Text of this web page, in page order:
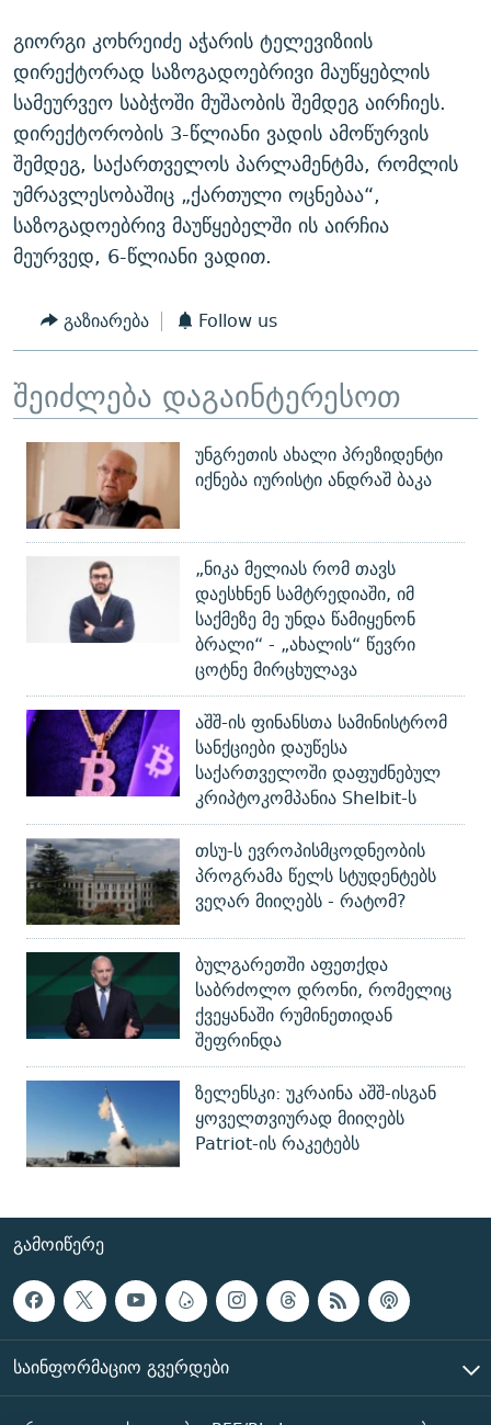
გიორგი კოხრეიძე აჭარის ტელევიზიის
დირექტორად საზოგადოებრივი მაუწყებლის
სამეურვეო საბჭოში მუშაობის შემდეგ აირჩიეს.
დირექტორობის 3-წლიანი ვადის ამოწურვის
შემდეგ, საქართველოს პარლამენტმა, რომლის
უმრავლესობაშიც „ქართული ოცნებაა“,
საზოგადოებრივ მაუწყებელში ის აირჩია
მეურვედ, 6-წლიანი ვადით.
გაზიარება Follow us
შეიძლება დაგაინტერესოთ
უნგრეთის ახალი პრეზიდენტი
იქნება იურისტი ანდრაშ ბაკა
„ნიკა მელიას რომ თავს
დაესხნენ სამტრედიაში, იმ
საქმეზე მე უნდა წამიყენონ
ბრალი“ - „ახალის“ წევრი
ცოტნე მირცხულავა
აშშ-ის ფინანსთა სამინისტრომ
სანქციები დაუწესა
საქართველოში დაფუძნებულ
კრიპტოკომპანია Shelbit-ს
თსუ-ს ევროპისმცოდნეობის
პროგრამა წელს სტუდენტებს
ვეღარ მიიღებს - რატომ?
ბულგარეთში აფეთქდა
საბრძოლო დრონი, რომელიც
ქვეყანაში რუმინეთიდან
შეფრინდა
ზელენსკი: უკრაინა აშშ-ისგან
ყოველთვიურად მიიღებს
Patriot-ის რაკეტებს
ᲒᲐᲛᲝᲘᲬᲔᲠᲔ
ᲡᲐᲘᲜᲤᲝᲠᲛᲐᲪᲘᲝ ᲒᲕᲔᲠᲓᲔᲑᲘ